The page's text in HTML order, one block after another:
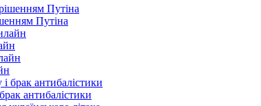
Путіна
антибалістики